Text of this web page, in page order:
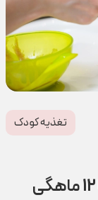
تغذیه کودک